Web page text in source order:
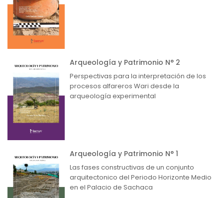
Arqueología y Patrimonio N° 2
Perspectivas para la interpretación de los
procesos alfareros Wari desde la
arqueología experimental
Arqueología y Patrimonio N° 1
Las fases constructivas de un conjunto
arquitectonico del Periodo Horizonte Medio
en el Palacio de Sachaca